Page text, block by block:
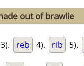
out of brawlie
3). reb 4). rib 5).